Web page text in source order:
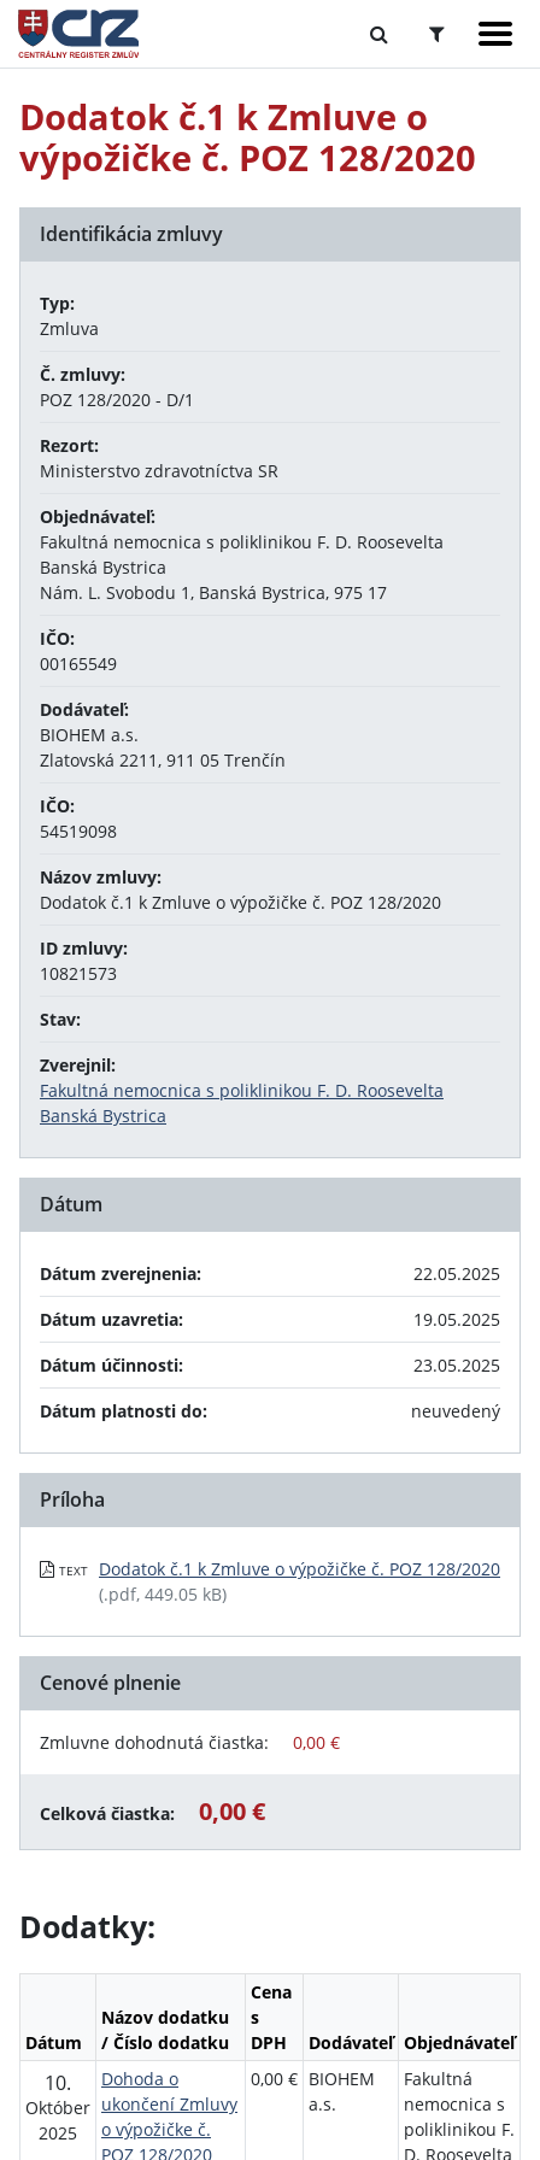
Dodatok č.1 k Zmluve o
výpožičke č. POZ 128/2020
Identifikácia zmluvy
Typ:
Zmluva
Č. zmluvy:
POZ 128/2020 - D/1
Rezort:
Ministerstvo zdravotníctva SR
Objednávateľ:
Fakultná nemocnica s poliklinikou F. D. Roosevelta
Banská Bystrica
Nám. L. Svobodu 1, Banská Bystrica, 975 17
IČO:
00165549
Dodávateľ:
BIOHEM a.s.
Zlatovská 2211, 911 05 Trenčín
IČO:
54519098
Názov zmluvy:
Dodatok č.1 k Zmluve o výpožičke č. POZ 128/2020
ID zmluvy:
10821573
Stav:
Zverejnil:
Fakultná nemocnica s poliklinikou F. D. Roosevelta
Banská Bystrica
Dátum
Dátum zverejnenia:
22.05.2025
Dátum uzavretia:
19.05.2025
Dátum účinnosti:
23.05.2025
Dátum platnosti do:
neuvedený
Príloha
TEXT
Dodatok č.1 k Zmluve o výpožičke č. POZ 128/2020
(.pdf, 449.05 kB)
Cenové plnenie
Zmluvne dohodnutá čiastka: 0,00 €
Celková čiastka: 0,00 €
Dodatky:
Dátum
Názov dodatku
/ Číslo dodatku
Cena
s
DPH
Dodávateľ Objednávateľ
10.
Október
2025
Dohoda o
ukončení Zmluvy
o výpožičke č.
POZ 128/2020
0,00 € BIOHEM
a.s.
Fakultná
nemocnica s
poliklinikou F.
D. Roosevelta